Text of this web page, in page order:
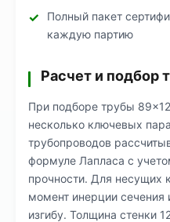
Полный пакет
каждую партию
Расчет и подбор
При подборе трубы
несколько ключевых
трубопроводов
формуле Лапласа с
прочности. Для несущих
момент инерции сечения
изгибу. Толщина стенки